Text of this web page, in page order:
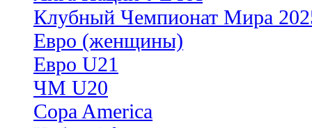
Клубный Чемпионат Мира
Евро (женщины)
Евро U21
ЧМ U20
Copa America